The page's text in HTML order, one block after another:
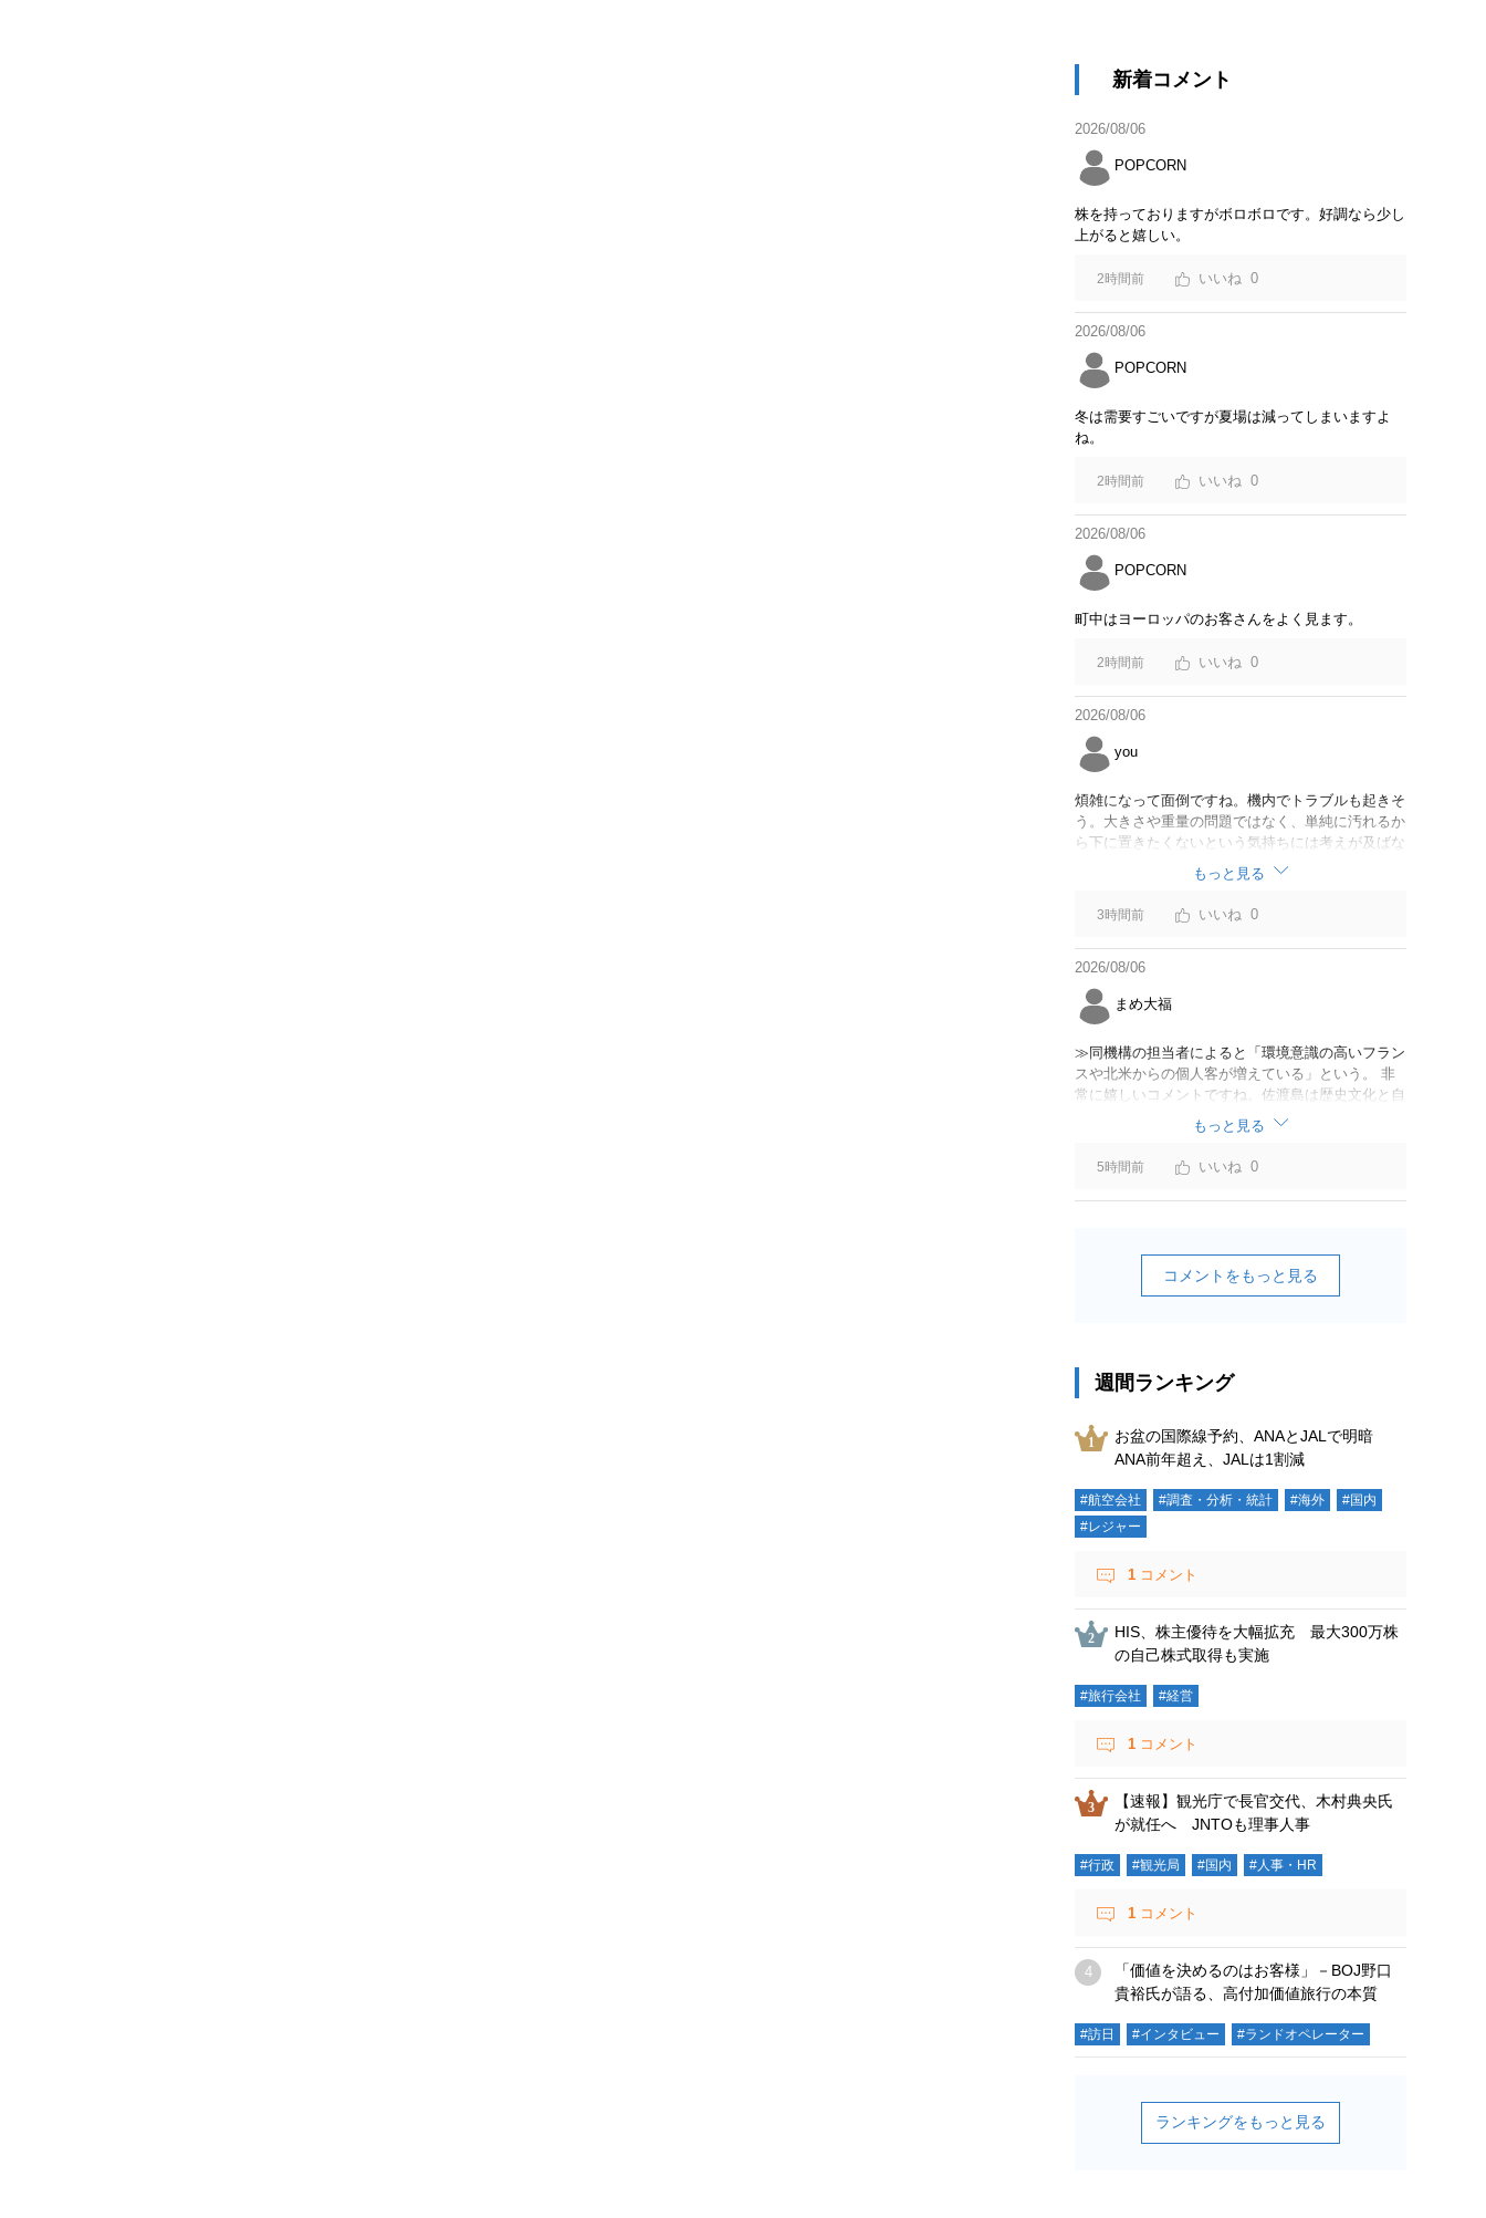
新着コメント
2026/08/06
POPCORN
株を持っておりますがボロボロです。好調なら少し
上がると嬉しい。
2時間前 0
2026/08/06
POPCORN
冬は需要すごいですが夏場は減ってしまいますよ
ね。
2時間前 0
2026/08/06
POPCORN
町中はヨーロッパのお客さんをよく見ます。
2時間前 0
2026/08/06
you
煩雑になって面倒ですね。機内でトラブルも起きそ
う。大きさや重量の問題ではなく、単純に汚れるか
ら下に置きたくないという気持ちには考えが及ばな
かったのでしょうかね。いっそ、荷物棚を撤去した
座席を作って、座席指定も荷物も含んだプランとす
べて無しで格安プランで分けてもらった方がシンプ
ルで分かりやすいかも。どんどん料金が細分化され
て面倒です。
もっと見る
3時間前 0
2026/08/06
まめ大福
≫同機構の担当者によると「環境意識の高いフラン
スや北米からの個人客が増えている」という。 非
常に嬉しいコメントですね。佐渡島は歴史文化と自
然が相まっての土地となっているので、個人的には
環境意識の低い人は来ないでほしいです。「金がと
れるんじゃないか」と勝手に穴掘ったりしそうな国
の人は来ないでほしいですね。
もっと見る
5時間前 0
コメントをもっと見る
週間ランキング
お盆の国際線予約、ANAとJALで明暗
ANA前年超え、JALは1割減
#航空会社 #調査・分析・統計 #海外
#国内
#レジャー
1 コメント
HIS、株主優待を大幅拡充 最大300万株
の自己株式取得も実施
#旅行会社 #経営
1 コメント
【速報】観光庁で長官交代、木村典央氏
が就任へ JNTOも理事人事
#行政 #観光局 #国内 #人事・HR
1 コメント
「価値を決めるのはお客様」－BOJ野口
貴裕氏が語る、高付加価値旅行の本質
#訪日 #インタビュー #ランドオペレーター